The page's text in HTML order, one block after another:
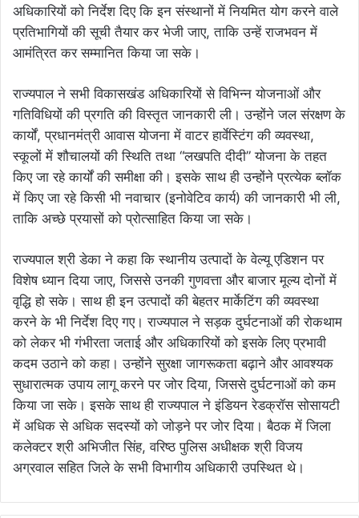
अधिकारियों को निर्देश दिए कि इन संस्थानों में नियमित योग करने वाले
प्रतिभागियों की सूची तैयार कर भेजी जाए, ताकि उन्हें राजभवन में
आमंत्रित कर सम्मानित किया जा सके।
राज्यपाल ने सभी विकासखंड अधिकारियों से विभिन्न योजनाओं और
गतिविधियों की प्रगति की विस्तृत जानकारी ली। उन्होंने जल संरक्षण के
कार्यों, प्रधानमंत्री आवास योजना में वाटर हार्वेस्टिंग की व्यवस्था,
स्कूलों में शौचालयों की स्थिति तथा “लखपति दीदी” योजना के तहत
किए जा रहे कार्यों की समीक्षा की। इसके साथ ही उन्होंने प्रत्येक ब्लॉक
में किए जा रहे किसी भी नवाचार (इनोवेटिव कार्य) की जानकारी भी ली,
ताकि अच्छे प्रयासों को प्रोत्साहित किया जा सके।
राज्यपाल श्री डेका ने कहा कि स्थानीय उत्पादों के वेल्यू एडिशन पर
विशेष ध्यान दिया जाए, जिससे उनकी गुणवत्ता और बाजार मूल्य दोनों में
वृद्धि हो सके। साथ ही इन उत्पादों की बेहतर मार्केटिंग की व्यवस्था
करने के भी निर्देश दिए गए। राज्यपाल ने सड़क दुर्घटनाओं की रोकथाम
को लेकर भी गंभीरता जताई और अधिकारियों को इसके लिए प्रभावी
कदम उठाने को कहा। उन्होंने सुरक्षा जागरूकता बढ़ाने और आवश्यक
सुधारात्मक उपाय लागू करने पर जोर दिया, जिससे दुर्घटनाओं को कम
किया जा सके। इसके साथ ही राज्यपाल ने इंडियन रेडक्रॉस सोसायटी
में अधिक से अधिक सदस्यों को जोड़ने पर जोर दिया। बैठक में जिला
कलेक्टर श्री अभिजीत सिंह, वरिष्ठ पुलिस अधीक्षक श्री विजय
अग्रवाल सहित जिले के सभी विभागीय अधिकारी उपस्थित थे।